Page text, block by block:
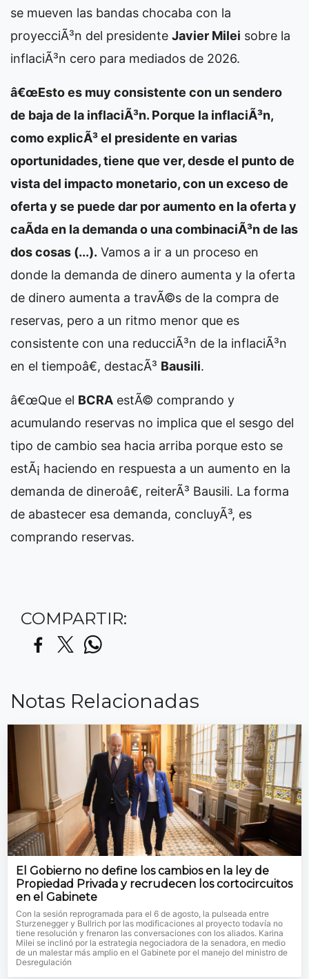
se mueven las bandas chocaba con la
proyecciÃ³n del presidente Javier Milei sobre la
inflaciÃ³n cero para mediados de 2026.
â€œEsto es muy consistente con un sendero
de baja de la inflaciÃ³n. Porque la inflaciÃ³n,
como explicÃ³ el presidente en varias
oportunidades, tiene que ver, desde el punto de
vista del impacto monetario, con un exceso de
oferta y se puede dar por aumento en la oferta y
caÃ­da en la demanda o una combinaciÃ³n de las
dos cosas (...). Vamos a ir a un proceso en
donde la demanda de dinero aumenta y la oferta
de dinero aumenta a travÃ©s de la compra de
reservas, pero a un ritmo menor que es
consistente con una reducciÃ³n de la inflaciÃ³n
en el tiempoâ€, destacÃ³ Bausili.
â€œQue el BCRA estÃ© comprando y
acumulando reservas no implica que el sesgo del
tipo de cambio sea hacia arriba porque esto se
estÃ¡ haciendo en respuesta a un aumento en la
demanda de dineroâ€, reiterÃ³ Bausili. La forma
de abastecer esa demanda, concluyÃ³, es
comprando reservas.
COMPARTIR:
Notas Relacionadas
El Gobierno no define los cambios en la ley de
Propiedad Privada y recrudecen los cortocircuitos
en el Gabinete
Con la sesión reprogramada para el 6 de agosto, la pulseada entre
Sturzenegger y Bullrich por las modificaciones al proyecto todavía no
tiene resolución y frenaron las conversaciones con los aliados. Karina
Milei se inclinó por la estrategia negociadora de la senadora, en medio
de un malestar más amplio en el Gabinete por el manejo del ministro de
Desregulación